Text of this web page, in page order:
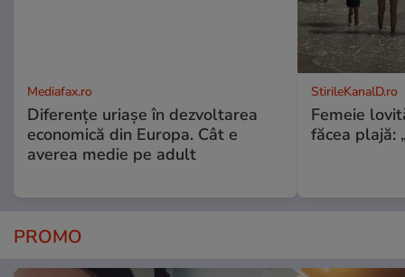
Mediafax.ro
Diferențe uriașe în dezvoltarea
economică din Europa. Cât e
averea medie pe adult
StirileKanalD.ro
Femeie
făcea plajă:
PROMO